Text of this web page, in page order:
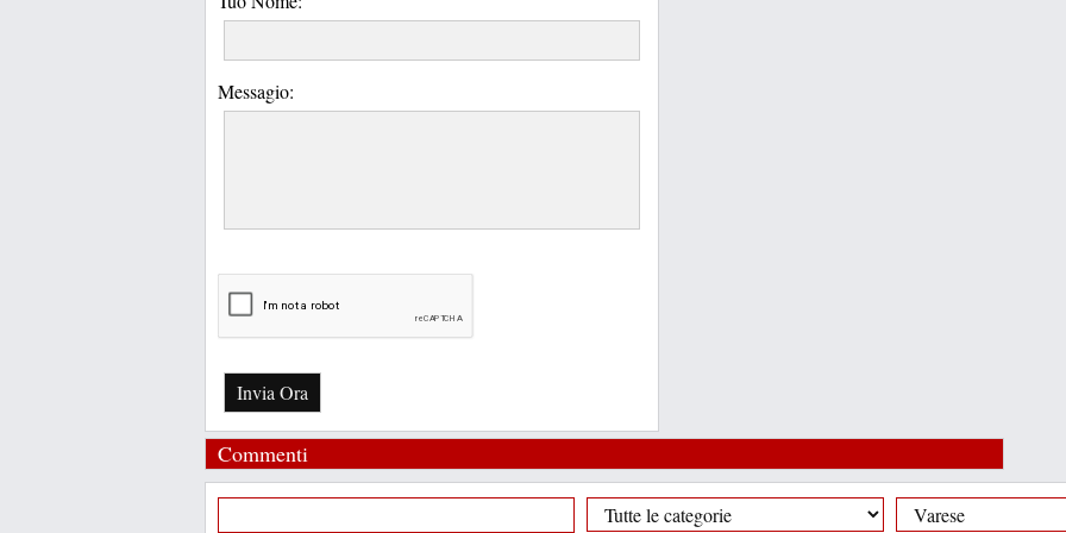
Messagio:
Invia Ora
Commenti